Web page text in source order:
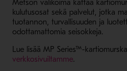
Metson valikoima kattaa
kulutusosat sekä palvelut, jotka
tuotannon, turvallisuuden ja
odottamattomia seisokkeja.
Lue lisää MP Series™-
verkkosivuiltamme- Avaa uudessa
.